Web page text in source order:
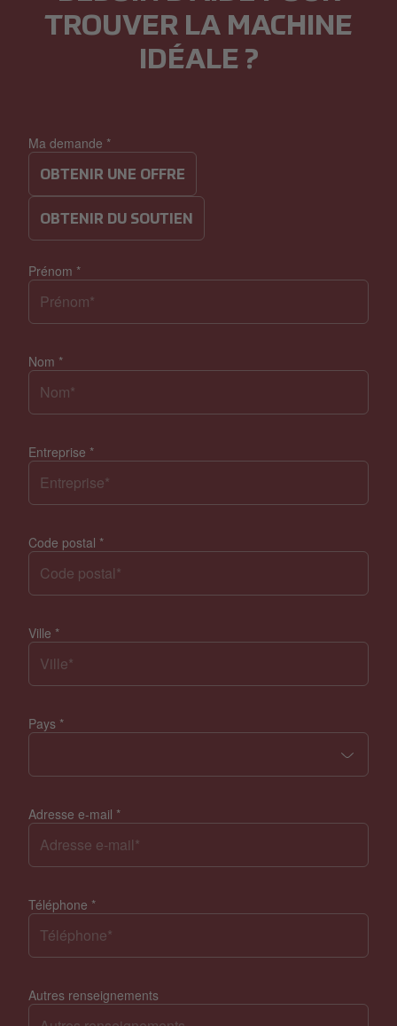
Ma demande *
OBTENIR UNE OFFRE
OBTENIR DU SOUTIEN
Prénom *
Nom *
Entreprise *
Code postal *
Ville *
Pays *
Adresse e-mail *
Téléphone *
Autres renseignements
TROUVER LA MACHINE
IDÉALE ?